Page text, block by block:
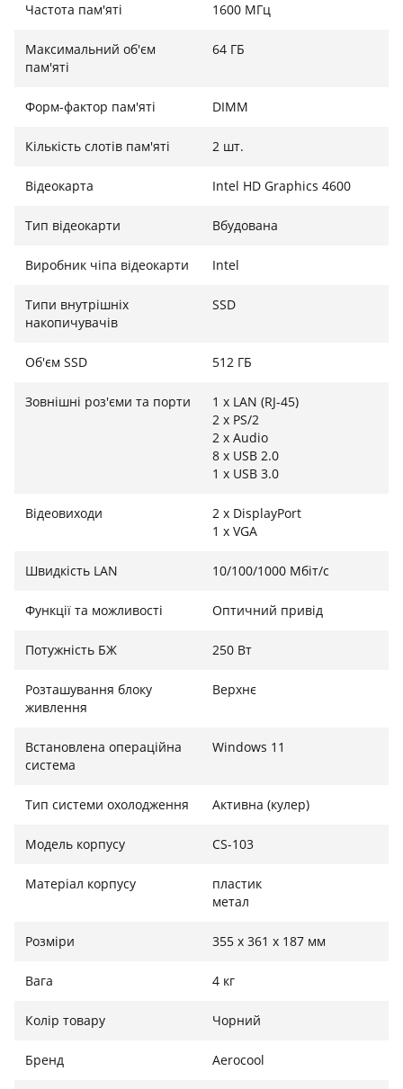
монітори. Підтримка Gigabit LAN дозволяє
максимальної стабільності роботи.
записувати диски, Windows 11 забезпечує сучасний
навчання та розваг, а компактний чорний корпус
середовище.
Частота пам'яті 1600 МГц
Максимальний об'єм
пам'яті
64 ГБ
Форм-фактор пам'яті DIMM
Кількість слотів пам'яті 2 шт.
Відеокарта Intel HD Graphics 4600
Тип відеокарти Вбудована
Виробник чіпа відеокарти Intel
Типи внутрішніх
накопичувачів
SSD
Об'єм SSD 512 ГБ
Зовнішні роз'єми та порти
1 x LAN (RJ-45)
2 x PS/2
2 x Audio
8 x USB 2.0
1 x USB 3.0
Відеовиходи
2 x DisplayPort
1 x VGA
Швидкість LAN 10/100/1000 Мбіт/с
Функції та можливості Оптичний привід
Потужність БЖ 250 Вт
Розташування блоку
живлення
Верхнє
Встановлена операційна
система
Windows 11
Тип системи охолодження Активна (кулер)
Модель корпусу CS-103
Матеріал корпусу
пластик
метал
Розміри 355 х 361 х 187 мм
Вага 4 кг
Колір товару Чорний
Бренд Aerocool